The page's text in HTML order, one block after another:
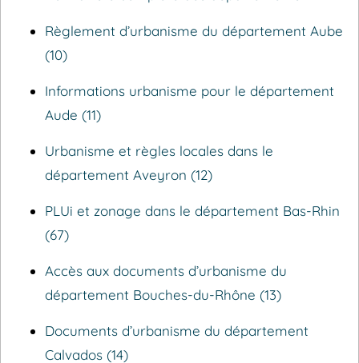
Règlement d’urbanisme du département Aube
(10)
Informations urbanisme pour le département
Aude (11)
Urbanisme et règles locales dans le
département Aveyron (12)
PLUi et zonage dans le département Bas-Rhin
(67)
Accès aux documents d’urbanisme du
département Bouches-du-Rhône (13)
Documents d’urbanisme du département
Calvados (14)